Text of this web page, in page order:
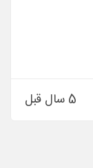
5 سال قبل